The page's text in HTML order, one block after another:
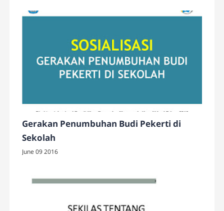
Gerakan Penumbuhan Budi Pekerti di
Sekolah
June 09 2016